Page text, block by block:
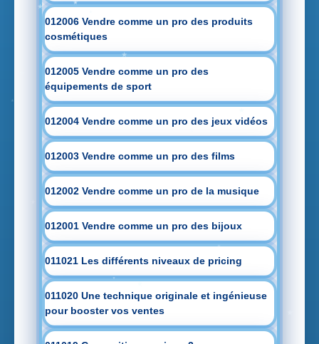
012006 Vendre comme un pro des produits
cosmétiques
012005 Vendre comme un pro des
équipements de sport
012004 Vendre comme un pro des jeux vidéos
012003 Vendre comme un pro des films
012002 Vendre comme un pro de la musique
012001 Vendre comme un pro des bijoux
011021 Les différents niveaux de pricing
011020 Une technique originale et ingénieuse
pour booster vos ventes